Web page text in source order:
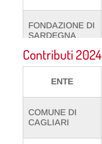
FONDAZIONE DI
SARDEGNA
Contributi 2024
ENTE
COMUNE DI
CAGLIARI